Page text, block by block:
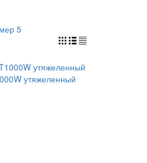
5
утяжеленный